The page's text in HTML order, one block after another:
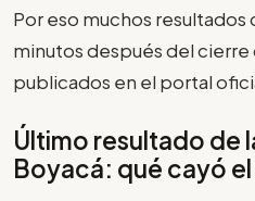
Por eso muchos resultados
minutos después del
publicados en el portal
Último resultado de
Boyacá: qué cayó